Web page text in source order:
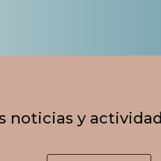
noticias y